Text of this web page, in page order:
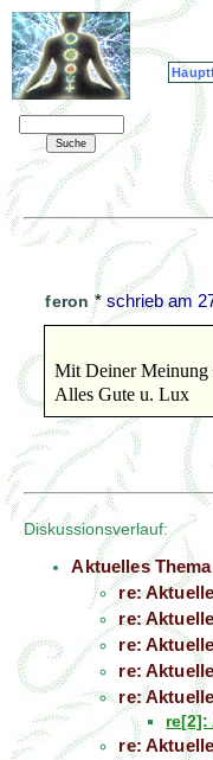
feron * schrieb am
Mit Deiner Meinung
Alles Gute u. Lux
Diskussionsverlauf:
Aktuelles
re:
re:
re:
re:
re:
re[2]:
re: